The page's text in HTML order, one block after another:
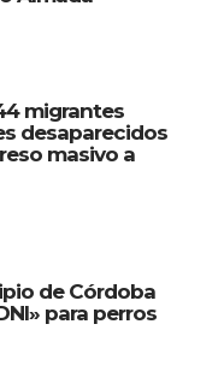
migrantes
desaparecidos
masivo a
de Córdoba
para perros